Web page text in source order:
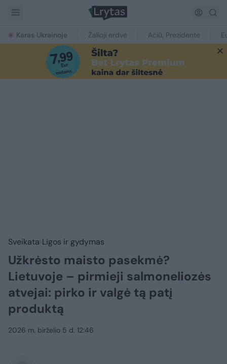
Karas Ukrainoje Žalioji erdvė Ačiū, Prezidente
Sveikata Ligos ir gydymas
Užkrėsto maisto pasekmė?
Lietuvoje – pirmieji salmoneliozės
atvejai: pirko ir valgė tą patį
produktą
2026 m. birželio 5 d. 12:46